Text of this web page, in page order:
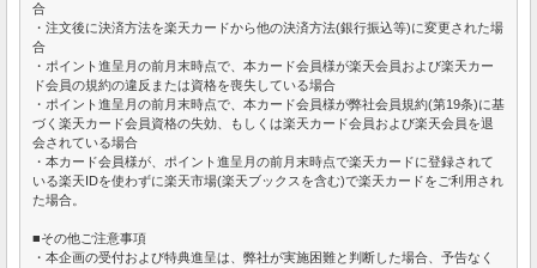
合
・注文後に決済方法を楽天カードから他の決済方法(銀行振込等)に変更された場
合
・ポイント進呈月の前月末時点で、本カード会員様が楽天会員および楽天カー
ド会員の規約の違反または資格を喪失している場合
・ポイント進呈月の前月末時点で、本カード会員様が弊社会員規約(第19条)に基
づく楽天カード会員資格の失効、もしくは楽天カード会員および楽天会員を退
会されている場合
・本カード会員様が、ポイント進呈月の前月末時点で楽天カードに登録されて
いる楽天IDを使わずに楽天市場(楽天ブックスを含む)で楽天カードをご利用され
た場合。
■その他ご注意事項
・本企画の受付および特典進呈は、弊社が実施困難と判断した場合、予告なく